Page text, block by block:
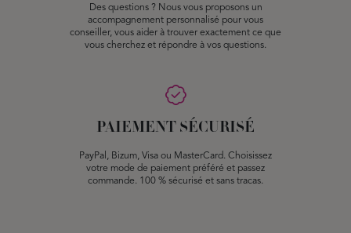
Des questions ? Nous vous proposons un
accompagnement personnalisé pour vous
conseiller, vous aider à trouver exactement ce que
vous cherchez et répondre à vos questions.
PAIEMENT SÉCURISÉ
PayPal, Bizum, Visa ou MasterCard. Choisissez
votre mode de paiement préféré et passez
commande. 100 % sécurisé et sans tracas.